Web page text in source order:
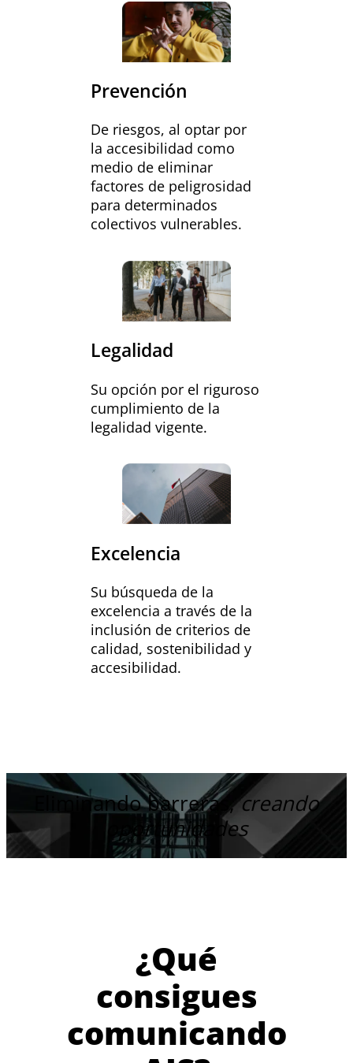
Prevención
De riesgos, al optar por
la accesibilidad como
medio de eliminar
factores de peligrosidad
para determinados
colectivos vulnerables.
Legalidad
Su opción por el riguroso
cumplimiento de la
legalidad vigente.
Excelencia
Su búsqueda de la
excelencia a través de la
inclusión de criterios de
calidad, sostenibilidad y
accesibilidad.
Eliminando barreras,creando
oportunidades
¿Qué
consigues
comunicando